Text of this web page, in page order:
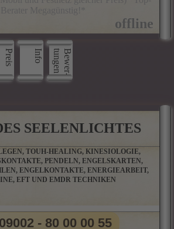
Preis Info B
e
w
e
r
­
t
u
n
g
e
n
SEELENLICHTES
TOUH-HEALING, KINESIOLOGIE,
PENDELN, ENGELSKARTEN,
ENGELKONTAKTE, ENERGIEARBEIT,
EFT UND EMDR TECHNIKEN
- 80 00 00 55